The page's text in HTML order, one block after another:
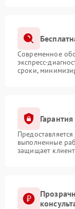
Современное
экспресс-
сроки,
выполненные
защищает